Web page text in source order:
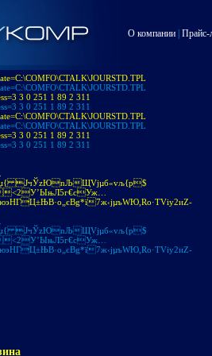
О компании Прайс-
3 0 251 1 89 2 311
3 0 251 1 89 2 311
3 0 251 1 89 2 311
3 0 251 1 89 2 311
JчЎzЮnЉЩVjµб«vљ{p$
<2У’ЫњЛ5г€cУж…
7ж‹jµъWЮ,Ro·ТVіу2иZ­
JчЎzЮnЉЩVjµб«vљ{p$
<2У’ЫњЛ5г€cУж…
7ж‹jµъWЮ,Ro·ТVіу2иZ­